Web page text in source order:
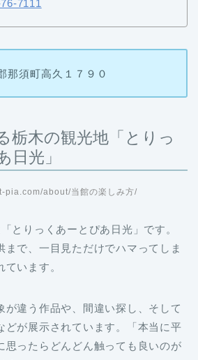
7111
那須町高久１７９０
栃木の観光地「とりっ
日光」
pia.com/about/当館の楽しみ方/
とりっくあーとぴあ日光」です。
まで、一目見ただけでハマってしま
います。
が違う作品や、間違い探し、そして
どが展示されています。「本当に平
思ったらどんどん触っても良いのが